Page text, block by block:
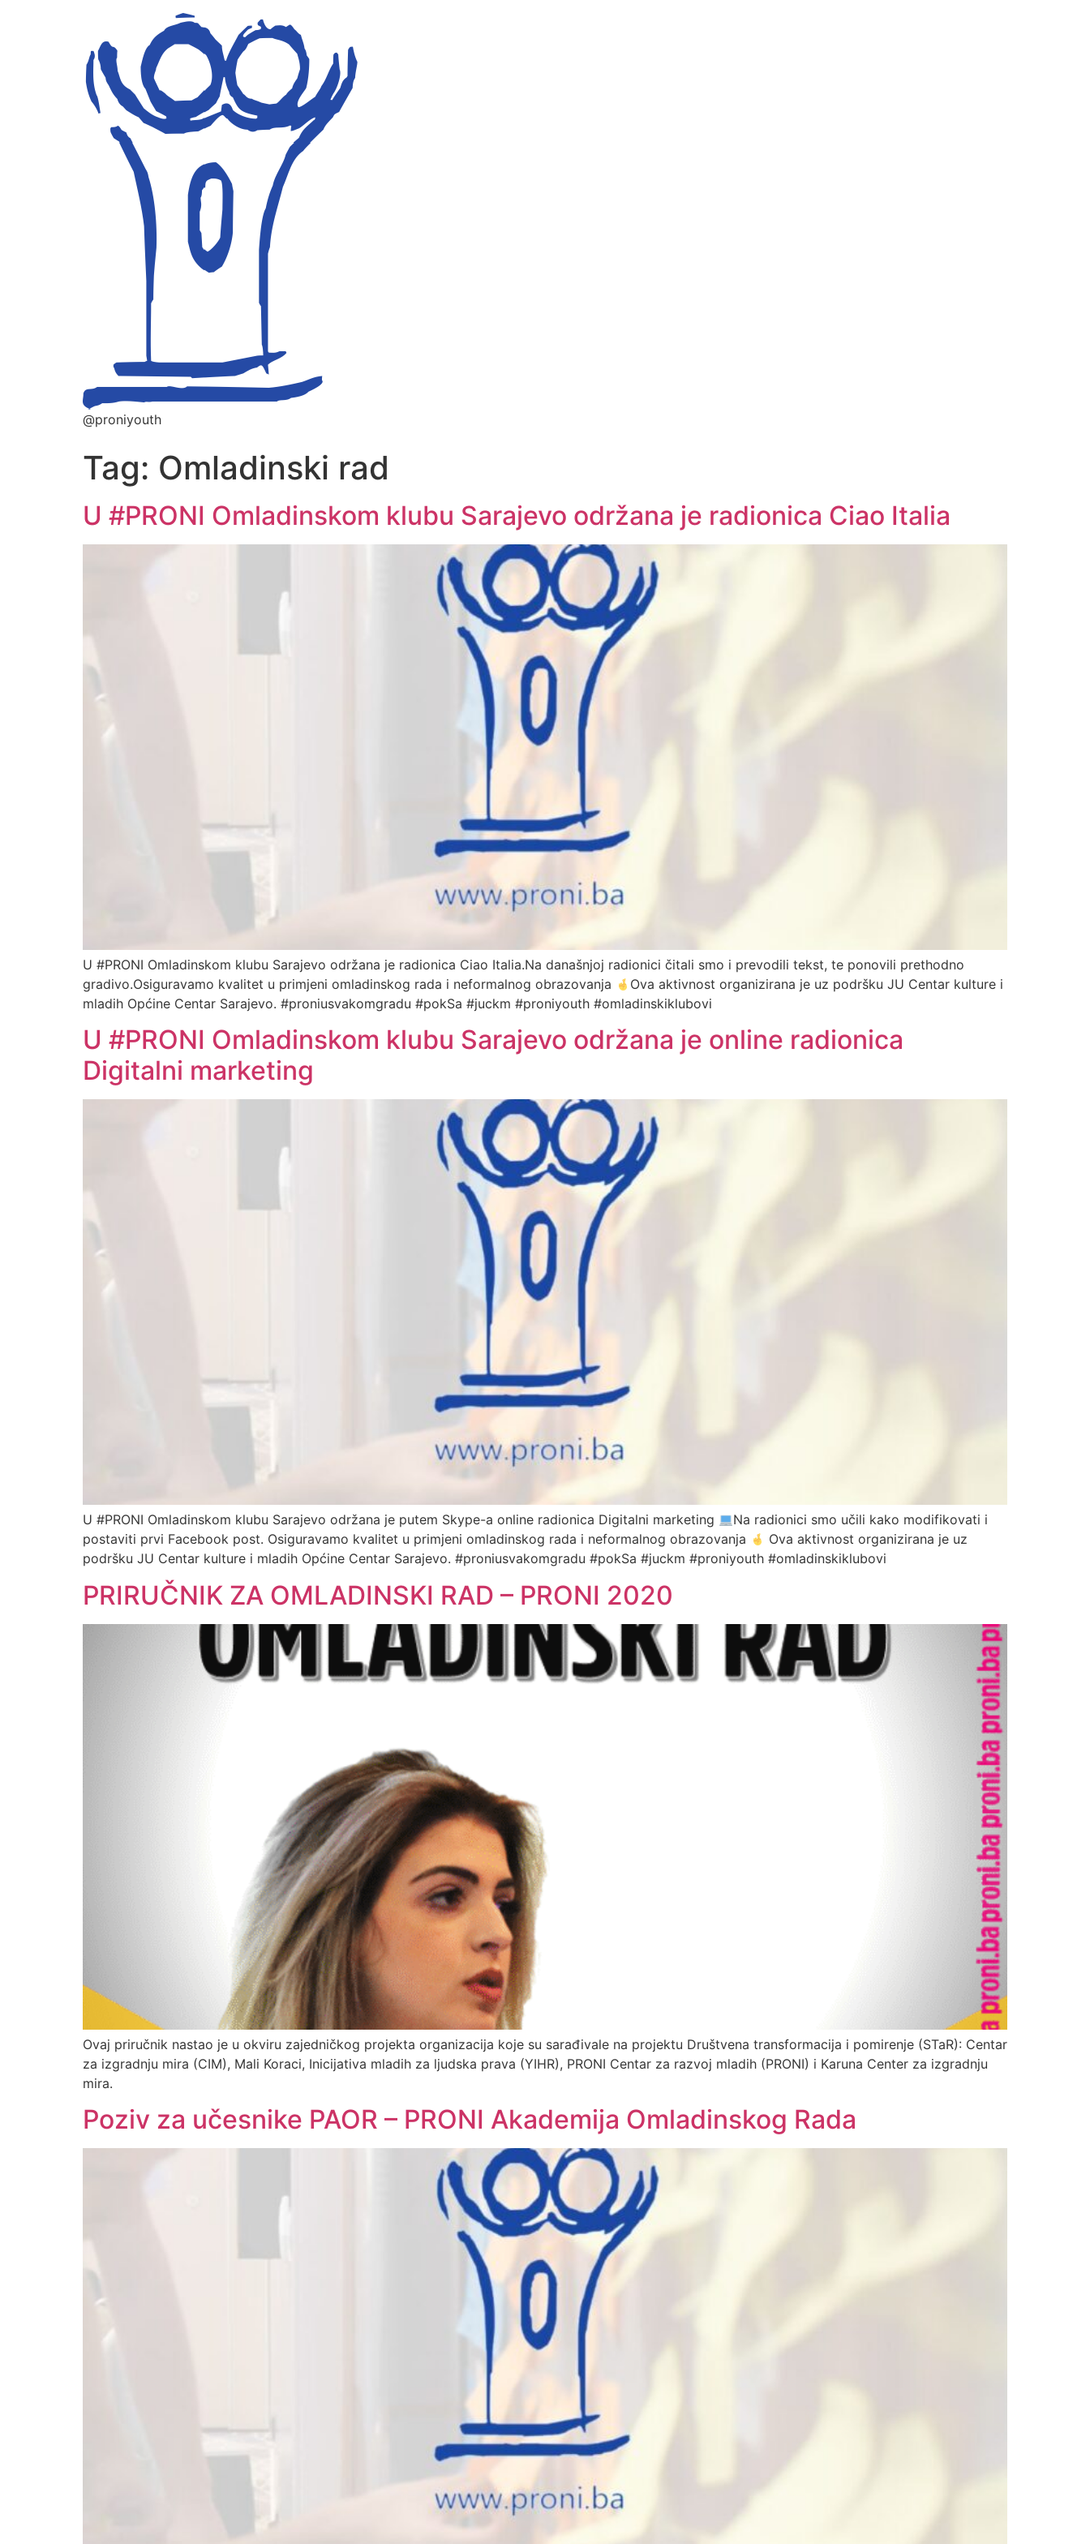
@proniyouth
Tag: Omladinski rad
U #PRONI Omladinskom klubu Sarajevo održana je radionica Ciao Italia
U #PRONI Omladinskom klubu Sarajevo održana je radionica Ciao Italia.Na današnjoj radionici čitali smo i prevodili tekst, te ponovili prethodno
gradivo.Osiguravamo kvalitet u primjeni omladinskog rada i neformalnog obrazovanja
Ova aktivnost organizirana je uz podršku JU Centar kulture i
mladih Općine Centar Sarajevo. #proniusvakomgradu #pokSa #juckm #proniyouth #omladinskiklubovi
U #PRONI Omladinskom klubu Sarajevo održana je online radionica
Digitalni marketing
U #PRONI Omladinskom klubu Sarajevo održana je putem Skype-a online radionica Digitalni marketing
Na radionici smo učili kako modifikovati i
postaviti prvi Facebook post. Osiguravamo kvalitet u primjeni omladinskog rada i neformalnog obrazovanja
Ova aktivnost organizirana je uz
podršku JU Centar kulture i mladih Općine Centar Sarajevo. #proniusvakomgradu #pokSa #juckm #proniyouth #omladinskiklubovi
PRIRUČNIK ZA OMLADINSKI RAD – PRONI 2020
Ovaj priručnik nastao je u okviru zajedničkog projekta organizacija koje su sarađivale na projektu Društvena transformacija i pomirenje (STaR): Centar
za izgradnju mira (CIM), Mali Koraci, Inicijativa mladih za ljudska prava (YIHR), PRONI Centar za razvoj mladih (PRONI) i Karuna Center za izgradnju
mira.
Poziv za učesnike PAOR – PRONI Akademija Omladinskog Rada